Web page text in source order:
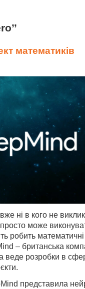
математиків
ні в кого не
може
робить математичні
– британська
веде розробки в
представила